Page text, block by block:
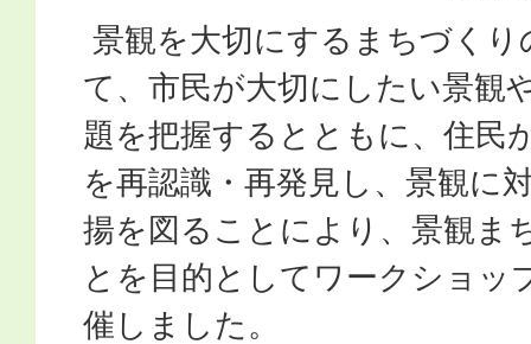
景観を大切にするまちづく
て、市民が大切にしたい景観
題を把握するとともに、住民
を再認識・再発見し、景観に
揚を図ることにより、景観ま
とを目的としてワークショッ
催しました。